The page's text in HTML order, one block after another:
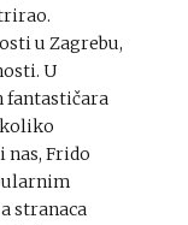
u Zagrebu,
U
fantastičara
nas, Frido
stranaca